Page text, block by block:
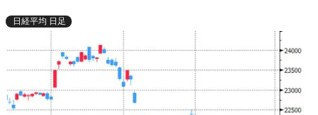
日経平均 日足